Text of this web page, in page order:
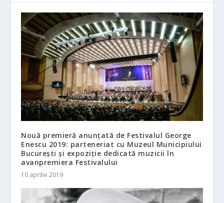
Nouă premieră anunțată de Festivalul George
Enescu 2019: parteneriat cu Muzeul Municipiului
București și expoziție dedicată muzicii în
avanpremiera Festivalului
10 aprilie 2019